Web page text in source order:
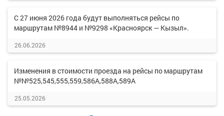
С 27 июня 2026 года будут выполняться рейсы по
маршрутам №8944 и №9298 «Красноярск — Кызыл».
26.06.2026
Изменения в стоимости проезда на рейсы по маршрутам
№№525,545,555,559,586А,588А,589А
25.05.2026